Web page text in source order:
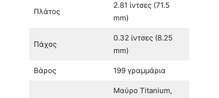
Πλάτος
2.81 ίντσες (71.5
mm)
Πάχος
0.32 ίντσες (8.25
mm)
Βάρος 199 γραμμάρια
Μαύρο Titanium,